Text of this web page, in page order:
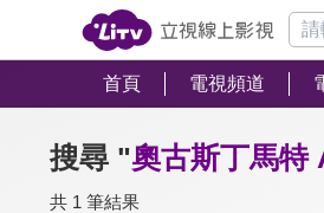
首頁 電視頻道
搜尋 "奧古斯丁馬
共 1 筆結果